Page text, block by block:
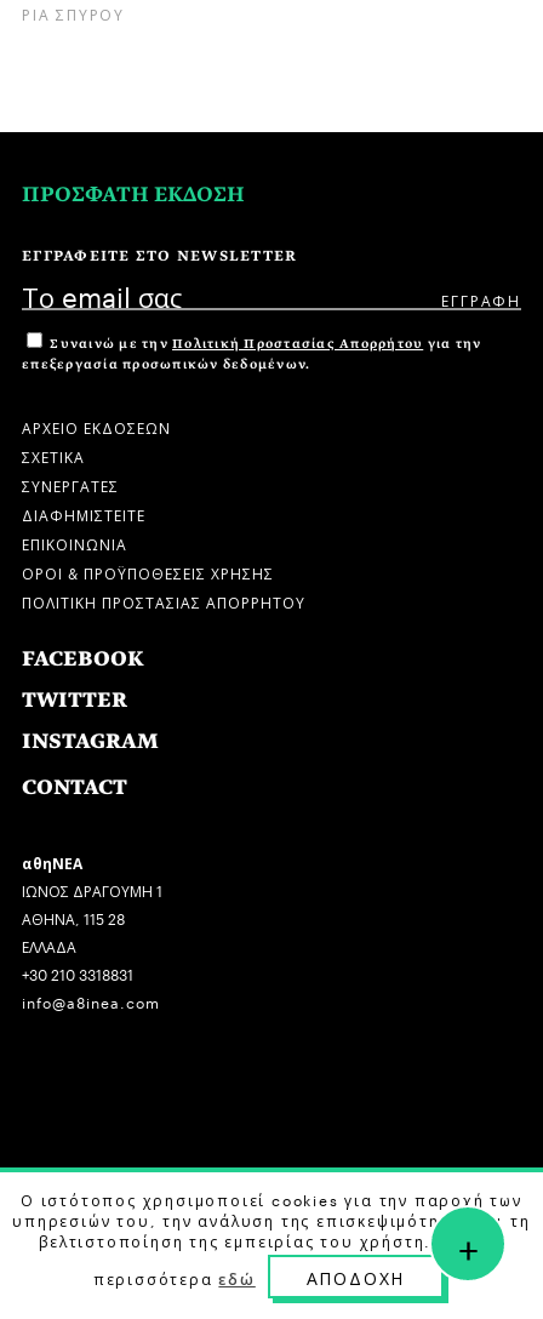
ΡΙΑ ΣΠΥΡΟΥ
ΠΡΟΣΦΑΤΗ ΕΚΔΟΣΗ
ΕΓΓΡΑΦΕΙΤΕ ΣΤΟ NEWSLETTER
Συναινώ με την Πολιτική Προστασίας Απορρήτου για την
επεξεργασία προσωπικών δεδομένων.
ΑΡΧΕΙΟ ΕΚΔΟΣΕΩΝ
ΣΧΕΤΙΚΑ
ΣΥΝΕΡΓΑΤΕΣ
ΔΙΑΦΗΜΙΣΤΕΙΤΕ
ΕΠΙΚΟΙΝΩΝΙΑ
ΟΡΟΙ & ΠΡΟΫΠΟΘΕΣΕΙΣ ΧΡΗΣΗΣ
ΠΟΛΙΤΙΚΗ ΠΡΟΣΤΑΣΙΑΣ ΑΠΟΡΡΗΤΟΥ
FACEBOOK
TWITTER
INSTAGRAM
CONTACT
αθηΝΕΑ
ΙΩΝΟΣ ΔΡΑΓΟΥΜΗ 1
ΑΘΗΝΑ, 115 28
ΕΛΛΑΔΑ
+30 210 3318831
info@a8inea.com
COPYRIGHT © 2026 αθηΝΕΑ, ALL RIGHTS RESERVED.
DESIGN BY G DESIGN STUDIO. DEVELOPED BYB LABS
Ο ιστότοπος χρησιμοποιεί cookies για την παροχή των
υπηρεσιών του, την ανάλυση της επισκεψιμότητας και τη
βελτιστοποίηση της εμπειρίας του χρήστη. Μάθετε
περισσότεραεδώ ΑΠΟΔΟΧΗ
+